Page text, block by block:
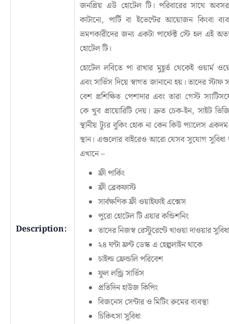
Description:
জনপ্রিয় এউ হোটেল টি। পরিবারের সাথে
কাটানো, পার্টি বা ইভেন্টের আয়োজন কিংবা
ভ্রমণকারীদের জন্য একটা পার্ফেক্ট স্টে হল এই
হোটেল টি।
হোটেল লবিতে পা রাখার মুহূর্ত থেকেই ওয়ার্ম
এবং সার্ভিস দিয়ে স্বাগত জানানো হয়। তাদের স্টাফ
বেশ প্রশিক্ষিত পেশাদার এবং তারা গেস্ট
কে খুব প্রায়োরিটি দেয়। দ্রুত চেক-ইন, সাইট
স্থানীয় ট্যুর বুকিং হোক না কেন কিউ প্যালেস
স্থান। এগুলোর বাইরেও আরো যেসব সুযোগ সুবিধা
এখানে –
ফ্রী পার্কিং
ফ্রী ব্রেকফাস্ট
সার্বক্ষণিক ফ্রী ওয়াইফাই এক্সেস
পুরো হোটেল টি এয়ার কন্ডিশনিং
তাদের নিজস্ব রেস্টুরেন্টে খাওয়া দাওয়ার সুবিধা
২৪ ঘন্টা ফ্রন্ট ডেস্ক এ হেল্পলাইন থাকে
চাইল্ড ফ্রেন্ডলি পরিবেশ
ফুল লন্ড্রি সার্ভিস
প্রতিদিন হাউজ কিপিং
বিজনেস সেন্টার ও মিটিং রুমের ব্যবস্থা
চিকিৎসা সুবিধা